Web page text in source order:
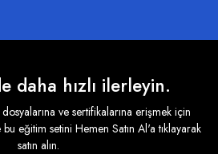
daha hızlı ilerleyin.
ve sertifikalarına erişmek için
eğitim setini Hemen Satın Al'a tıklayarak
satın alın.